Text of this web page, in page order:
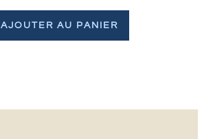
AJOUTER AU PANIER